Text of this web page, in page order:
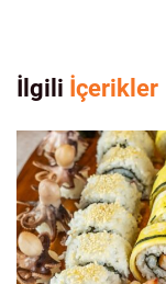
İlgili İçerikler